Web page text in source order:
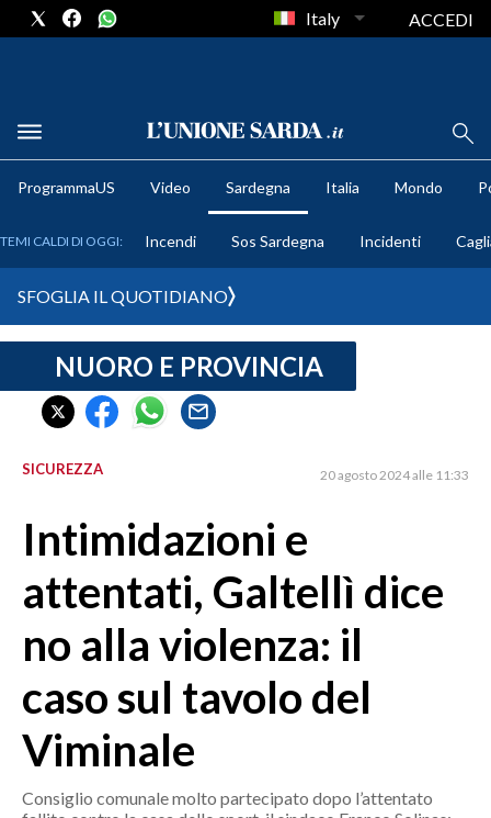
METEO
CRONACA SARDEGNA
CAGLIARI
SULCIS IGLESIENTE
ORISTANO E PROVINCIA
GALLURA
NUORO E PROVINCIA
OGLIASTRA
AGENDA
CRONACA
Italy ACCEDI
ProgrammaUS Video Sardegna Italia Mondo
TEMI CALDI DI OGGI: Incendi Sos Sardegna Incidenti
SFOGLIA IL QUOTIDIANO
NUORO E PROVINCIA
SICUREZZA 20 agosto 2024 alle 11:33
Intimidazioni e
attentati, Galtellì dice
no alla violenza: il
caso sul tavolo del
Viminale
Consiglio comunale molto partecipato dopo l’attentato